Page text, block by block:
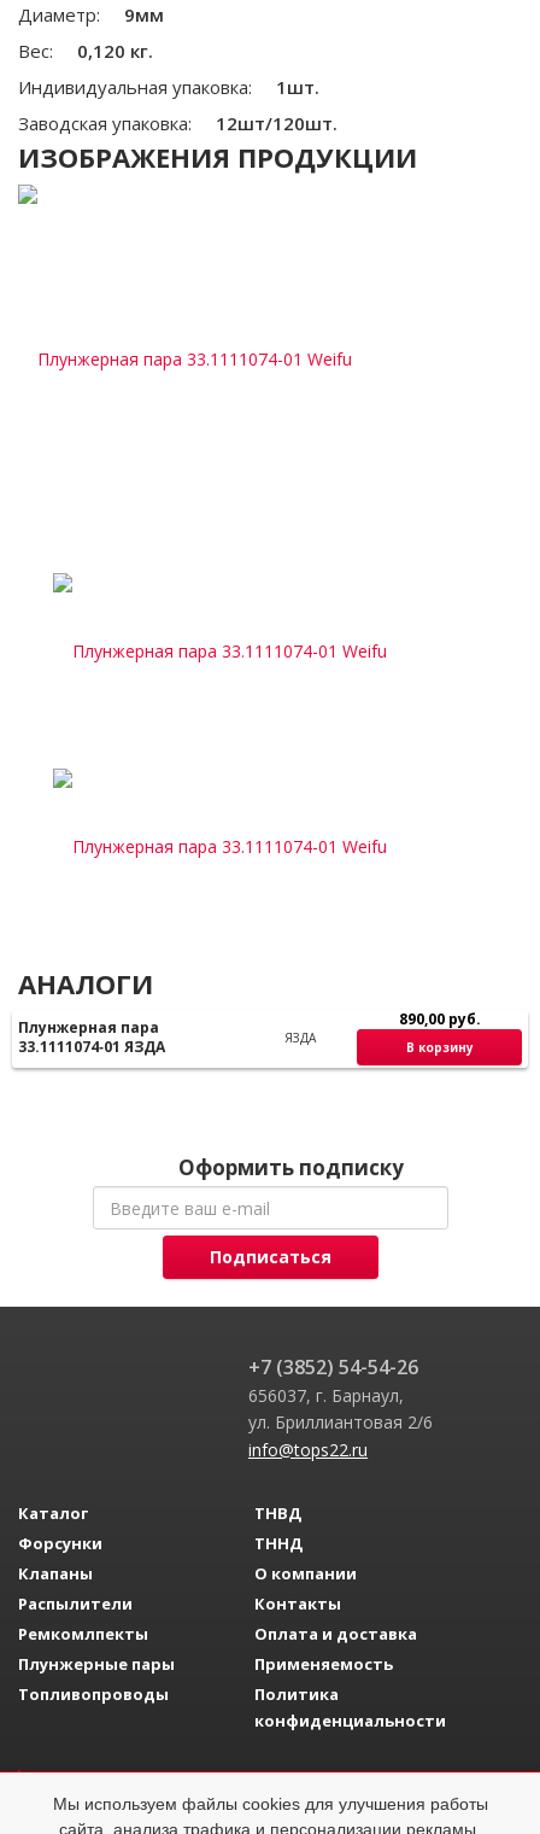
Диаметр:
9мм
Вес:
0,120 кг.
Индивидуальная упаковка:
1шт.
Заводская упаковка:
12шт/120шт.
ИЗОБРАЖЕНИЯ ПРОДУКЦИИ
АНАЛОГИ
Плунжерная пара
33.1111074‑01 ЯЗДА
ЯЗДА
890,00 руб.
В корзину
Оформить подписку
Подписаться
+7 (3852) 54-54-26
656037, г. Барнаул,
ул. Бриллиантовая 2/6
info@tops22.ru
Каталог
Форсунки
Клапаны
Распылители
Ремкомлпекты
Плунжерные пары
Топливопроводы
ТНВД
ТННД
О компании
Контакты
Оплата и доставка
Применяемость
Политика
конфиденциальности
Топливная аппаратура
Мы используем файлы cookies для улучшения работы
сайта, анализа трафика и персонализации рекламы.